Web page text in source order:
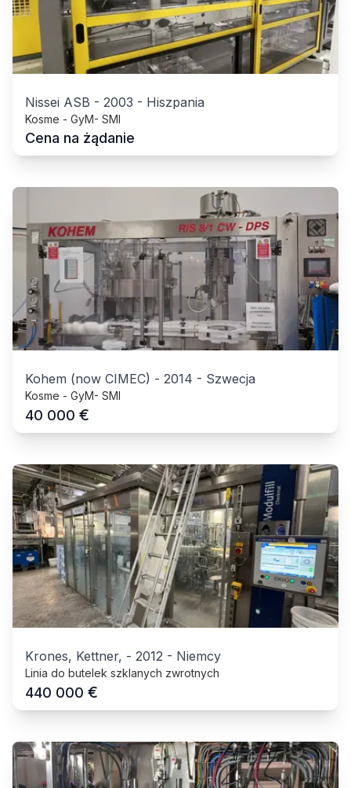
Nissei ASB - 2003 - Hiszpania
Kosme - GyM- SMI
Cena na żądanie
Kohem (now CIMEC) - 2014 - Szwecja
Kosme - GyM- SMI
40 000 €
Krones, Kettner, - 2012 - Niemcy
Linia do butelek szklanych zwrotnych
440 000 €